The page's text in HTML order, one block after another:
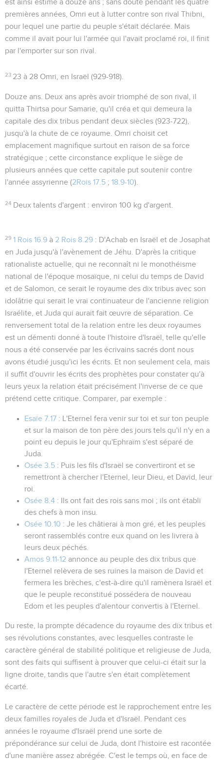
est ainsi estimé à douze ans ; sans doute pendant les quatre
premières années, Omri eut à lutter contre son rival Thibni,
pour lequel une partie du peuple s'était déclarée. Mais
comme il avait pour lui l'armée qui l'avait proclamé roi, il finit
par l'emporter sur son rival.
23 23 à 28 Omri, en Israël (929-918).
Douze ans . Deux ans après avoir triomphé de son rival, il
quitta Thirtsa pour Samarie, qu'il créa et qui demeura la
capitale des dix tribus pendant deux siècles (923-722),
jusqu'à la chute de ce royaume. Omri choisit cet
emplacement magnifique surtout en raison de sa force
stratégique ; cette circonstance explique le siège de
plusieurs années que cette capitale put soutenir contre
l'année assyrienne (2Rois 17.5 ; 18.9-10).
24 Deux talents d'argent : environ 100 kg d'argent.
29 1 Rois 16.9 à 2 Rois 8.29 : D'Achab en Israël et de Josaphat
en Juda jusqu'à l'avènement de Jéhu. D'après la critique
rationaliste actuelle, qui ne reconnaît ni le monothéisme
national de l'époque mosaïque, ni celui du temps de David
et de Salomon, ce serait le royaume des dix tribus avec son
idolâtrie qui serait le vrai continuateur de l'ancienne religion
Israélite, et Juda qui aurait fait œuvre de séparation. Ce
renversement total de la relation entre les deux royaumes
est un démenti donné à toute l'histoire d'Israël, telle qu'elle
nous a été conservée par les écrivains sacrés dont nous
avons étudié jusqu'ici les écrits. Et non seulement cela, mais
il suffit d'ouvrir les écrits des prophètes pour constater qu'à
leurs yeux la relation était précisément l'inverse de ce que
prétend cette critique. Comparer, par exemple :
Esaïe 7.17 : L'Eternel fera venir sur toi et sur ton peuple
et sur la maison de ton père des jours tels qu'il n'y en a
point eu depuis le jour qu'Ephraïm s'est séparé de
Juda
Osée 3.5 : Puis les fils d'Israël se convertiront et se
remettront à chercher l'Eternel, leur Dieu, et David, leur
roi
Osée 8.4 : Ils ont fait des rois sans moi ; ils ont établi
des chefs à mon insu.
Osée 10.10 : Je les châtierai à mon gré, et les peuples
seront rassemblés contre eux quand on les livrera à
leurs deux péchés.
Amos 9.11-12 annonce au peuple des dix tribus que
l'Eternel relèvera de ses ruines la maison de David et
fermera les brèches, c'est-à-dire qu'il ramènera Israël et
que le peuple reconstitué possédera de nouveau
Edom et les peuples d'alentour convertis à l'Eternel.
Du reste, la prompte décadence du royaume des dix tribus et
ses révolutions constantes, avec lesquelles contraste le
caractère général de stabilité politique et religieuse de Juda,
sont des faits qui suffisent à prouver que celui-ci était sur la
ligne droite, tandis que l'autre s'en était complètement
écarté.
Le caractère de cette période est le rapprochement entre les
deux familles royales de Juda et d'Israël. Pendant ces
années le royaume d'Israël prend une sorte de
prépondérance sur celui de Juda, dont l'histoire est racontée
d'une manière assez abrégée. C'est le temps où, en face de